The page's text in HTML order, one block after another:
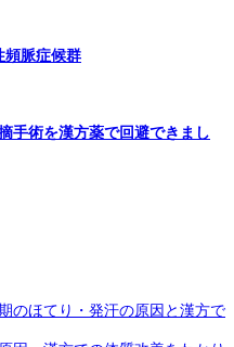
頻脈症候群
手術を漢方薬で回避できまし
のほてり・発汗の原因と漢方で